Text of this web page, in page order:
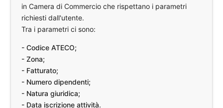
in Camera di Commercio che rispettano i parametri
richiesti dall'utente.
Tra i parametri ci sono:
- Codice ATECO;
- Zona;
- Fatturato;
- Numero dipendenti;
- Natura giuridica;
- Data iscrizione attività.